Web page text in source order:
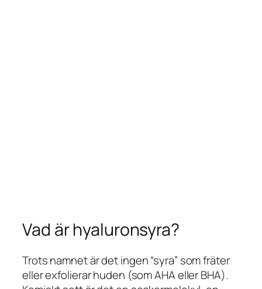
Vad är hyaluronsyra?
Trots namnet är det ingen “syra” som fräter
eller exfolierar huden (som AHA eller BHA).